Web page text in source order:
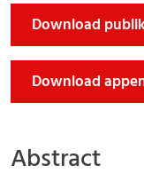
Download
Download
Abstract